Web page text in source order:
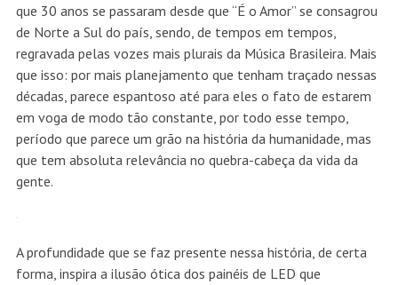
que 30 anos se passaram desde que “É o Amor” se consagrou
de Norte a Sul do país, sendo, de tempos em tempos,
regravada pelas vozes mais plurais da Música Brasileira. Mais
que isso: por mais planejamento que tenham traçado nessas
décadas, parece espantoso até para eles o fato de estarem
em voga de modo tão constante, por todo esse tempo,
período que parece um grão na história da humanidade, mas
que tem absoluta relevância no quebra-cabeça da vida da
gente.
A profundidade que se faz presente nessa história, de certa
forma, inspira a ilusão ótica dos painéis de LED que